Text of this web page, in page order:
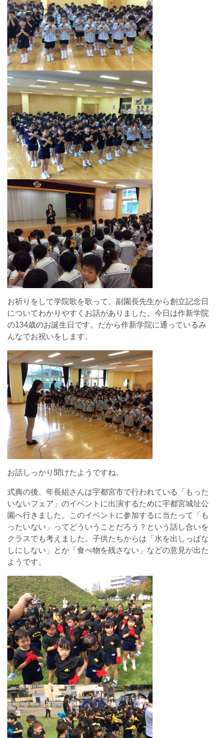
お祈りをして学院歌を歌って、副園長先生から創立記念日
についてわかりやすくお話がありました。今日は作新学院
の134歳のお誕生日です。だから作新学院に通っているみ
んなでお祝いをします。
お話しっかり聞けたようですね。
式典の後、年長組さんは宇都宮市で行われている「もった
いないフェア」のイベントに出演するために宇都宮城址公
園へ行きました。このイベントに参加するに当たって「も
ったいない」ってどういうことだろう？という話し合いを
クラスでも考えました。子供たちからは「水を出しっぱな
しにしない」とか「食べ物を残さない」などの意見が出た
ようです。